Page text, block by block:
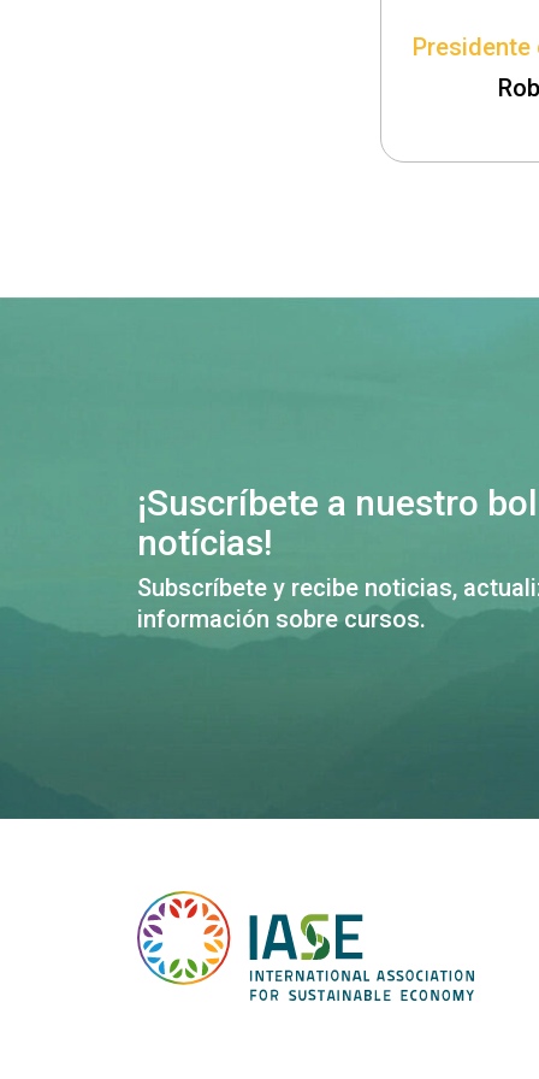
Presidente
¡Suscríbete a nuestro
notícias!
Subscríbete y recibe noticias,
información sobre cursos.